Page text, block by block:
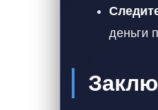
деньги